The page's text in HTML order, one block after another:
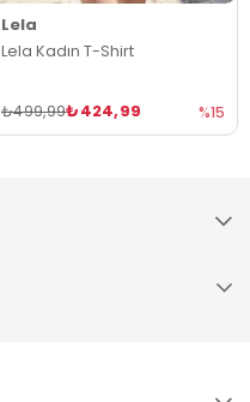
Lela
Lela Kadın T-Shirt
₺424,99
₺499,99 %15